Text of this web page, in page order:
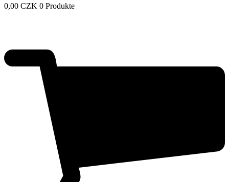
0,00 CZK 0 Produkte